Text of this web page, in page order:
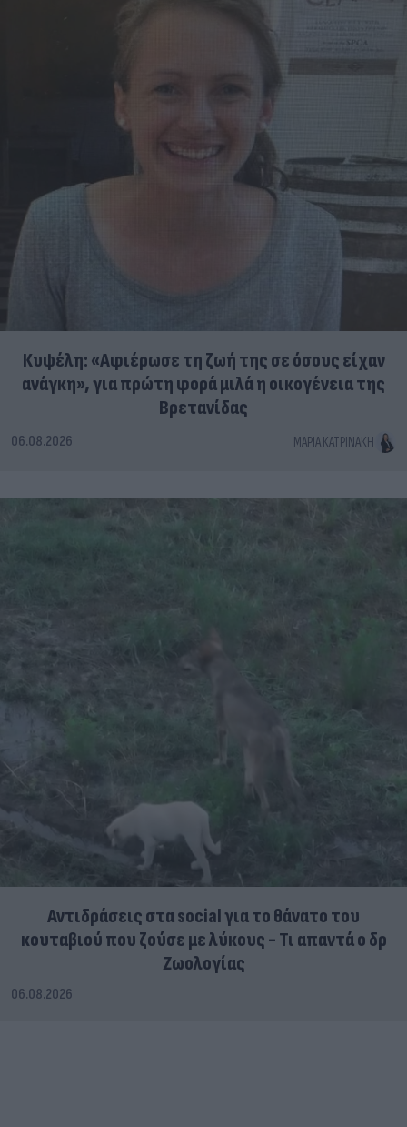
Κυψέλη: «Αφιέρωσε τη ζωή της σε όσους είχαν
ανάγκη», για πρώτη φορά μιλά η οικογένεια της
Βρετανίδας
06.08.2026 ΜΑΡΊΑ ΚΑΤΡΙΝΆΚΗ
Αντιδράσεις στα social για το θάνατο του
κουταβιού που ζούσε με λύκους - Τι απαντά ο δρ
Ζωολογίας
06.08.2026